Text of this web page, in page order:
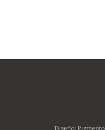
Diseño: Pigmento